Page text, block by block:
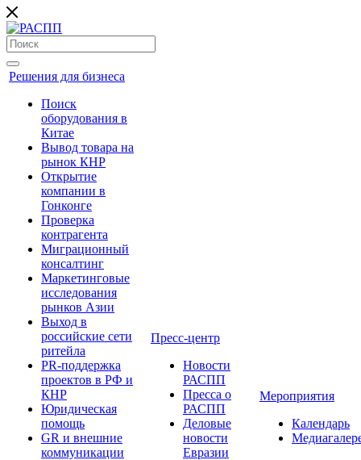
Решения для бизнеса
Поиск
оборудования в
Китае
Вывод товара на
рынок КНР
Открытие
компании в
Гонконге
Проверка
контрагента
Миграционный
консалтинг
Маркетинговые
исследования
рынков Азии
Выход в
российские сети
ритейла
PR-поддержка
проектов в РФ и
КНР
Юридическая
помощь
GR и внешние
коммуникации
Пресс-центр
Новости
РАСПП
Пресса о
РАСПП
Деловые
новости
Евразии
Мероприятия
Календарь